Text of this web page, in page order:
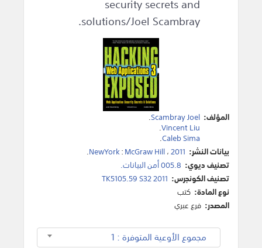
solutions/Joel Scambray.
المؤلف: Scambray Joel
.
Vincent Liu
.
Caleb Sima
.
بيانات النشر:
NewYork:McGraw Hill،2011
.
تصنيف ديوي: 005.8 أمن البيانات.
تصنيف الكونجرس: TK5105.59 S32 2011
نوع المادة: كتب
المصدر: فرع عبري
مجموع الأوعية المتوفرة : 1